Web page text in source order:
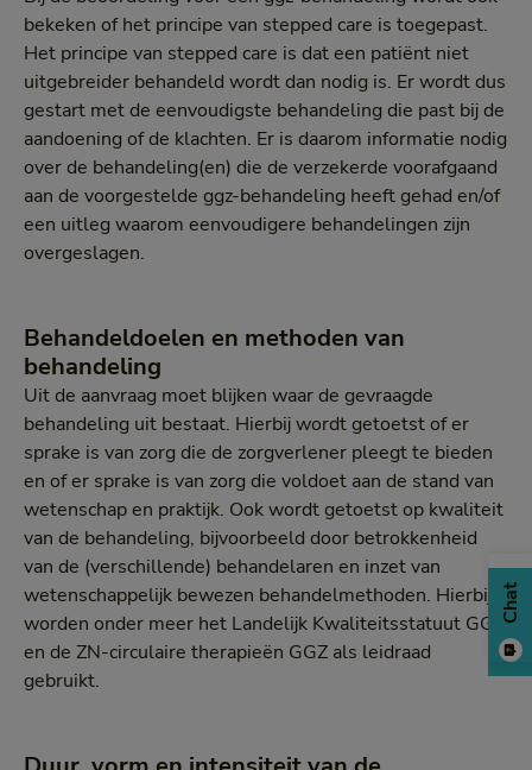
bekeken of het principe van stepped care is toegepast.
Het principe van stepped care is dat een patiënt niet
uitgebreider behandeld wordt dan nodig is. Er wordt dus
gestart met de eenvoudigste behandeling die past bij de
aandoening of de klachten. Er is daarom informatie nodig
over de behandeling(en) die de verzekerde voorafgaand
aan de voorgestelde ggz-behandeling heeft gehad en/of
een uitleg waarom eenvoudigere behandelingen zijn
overgeslagen.
Behandeldoelen en methoden van
behandeling
Uit de aanvraag moet blijken waar de gevraagde
behandeling uit bestaat. Hierbij wordt getoetst of er
sprake is van zorg die de zorgverlener pleegt te bieden
en of er sprake is van zorg die voldoet aan de stand van
wetenschap en praktijk. Ook wordt getoetst op kwaliteit
van de behandeling, bijvoorbeeld door betrokkenheid
van de (verschillende) behandelaren en inzet van
wetenschappelijk bewezen behandelmethoden. Hierbij
worden onder meer het Landelijk Kwaliteitsstatuut GGZ
en de ZN-circulaire therapieën GGZ als leidraad
gebruikt.
Chat